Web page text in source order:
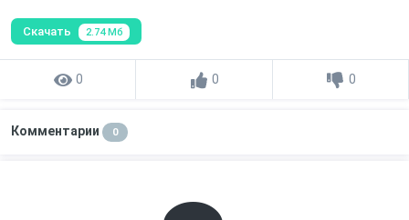
Скачать 2.74 Мб
0 0 0
Комментарии 0